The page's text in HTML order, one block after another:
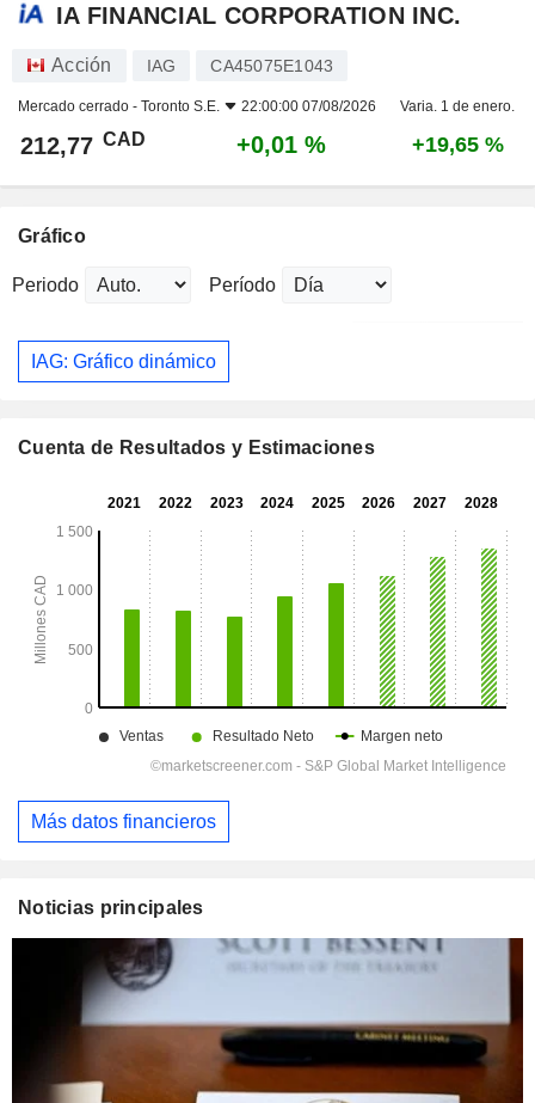
IA FINANCIAL CORPORATION INC.
Acción IAG CA45075E1043
Mercado cerrado - Toronto S.E. 22:00:00 07/08/2026 Varia. 1 de enero.
212,77 CAD +0,01 % +19,65 %
Gráfico
Periodo Período
IAG: Gráfico dinámico
Cuenta de Resultados y Estimaciones
Más datos financieros
Noticias principales